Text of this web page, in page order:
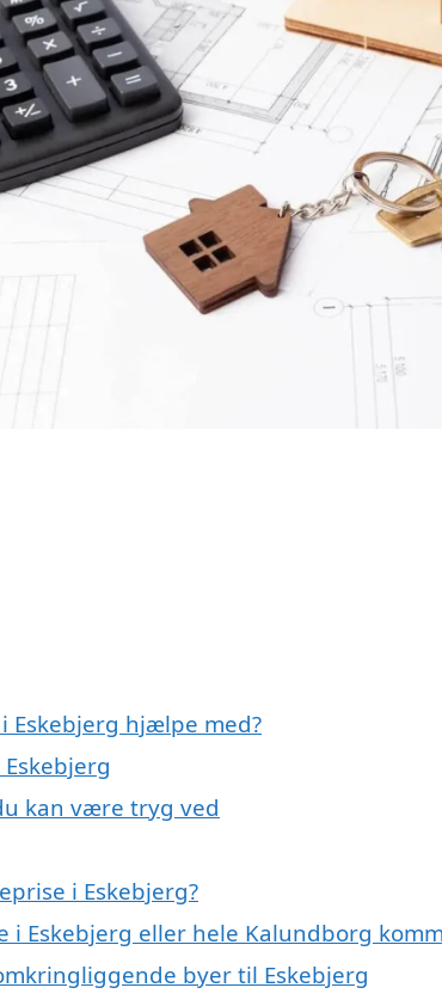
Eskebjerg hjælpe med?
kan være tryg ved
i Eskebjerg?
Eskebjerg eller hele Kalundborg
byer til Eskebjerg